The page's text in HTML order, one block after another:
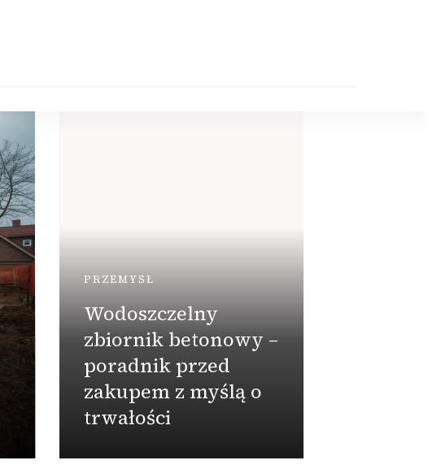
PRZEMYSŁ
Wodoszczelny
zbiornik betonowy –
poradnik przed
zakupem z myślą o
trwałości